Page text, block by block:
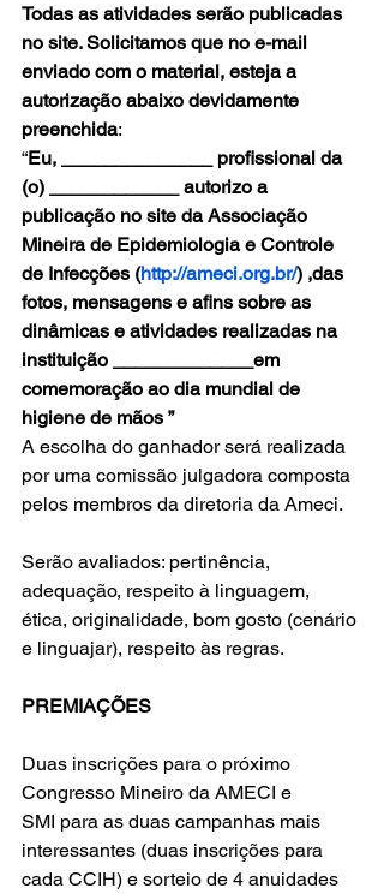
Todas as atividades serão publicadas
no site. Solicitamos que no e-mail
enviado com o material, esteja a
autorização abaixo devidamente
preenchida:
“Eu, ______________ profissional da
(o) ____________ autorizo a
publicação no site da Associação
Mineira de Epidemiologia e Controle
de Infecções (http://ameci.org.br/) ,das
fotos, mensagens e afins sobre as
dinâmicas e atividades realizadas na
instituição _____________em
comemoração ao dia mundial de
higiene de mãos ”
A escolha do ganhador será realizada
por uma comissão julgadora composta
pelos membros da diretoria da Ameci.
Serão avaliados: pertinência,
adequação, respeito à linguagem,
ética, originalidade, bom gosto (cenário
e linguajar), respeito às regras.
PREMIAÇÕES
Duas inscrições para o próximo
Congresso Mineiro da AMECI e
SMI para as duas campanhas mais
interessantes (duas inscrições para
cada CCIH) e sorteio de 4 anuidades